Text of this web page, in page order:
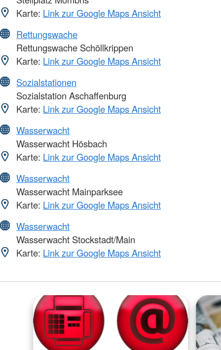
Karte: Link zur Google Maps Ansicht
Rettungswache
Rettungswache Schöllkrippen
Karte: Link zur Google Maps Ansicht
Sozialstationen
Sozialstation Aschaffenburg
Karte: Link zur Google Maps Ansicht
Wasserwacht
Wasserwacht Hösbach
Karte: Link zur Google Maps Ansicht
Wasserwacht
Wasserwacht Mainparksee
Karte: Link zur Google Maps Ansicht
Wasserwacht
Wasserwacht Stockstadt/Main
Karte: Link zur Google Maps Ansicht